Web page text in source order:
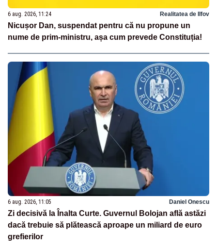
6 aug. 2026, 11:24 Realitatea de Ilfov
Nicușor Dan, suspendat pentru că nu propune un
nume de prim-ministru, așa cum prevede Constituția!
6 aug. 2026, 11:05 Daniel Onescu
Zi decisivă la Înalta Curte. Guvernul Bolojan află astăzi
dacă trebuie să plătească aproape un miliard de euro
grefierilor